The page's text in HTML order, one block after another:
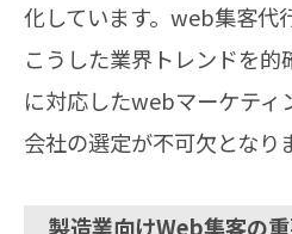
化しています。web集客代
こうした業界トレンドを
に対応したwebマーケティ
会社の選定が不可欠となり
製造業向けWeb集客の